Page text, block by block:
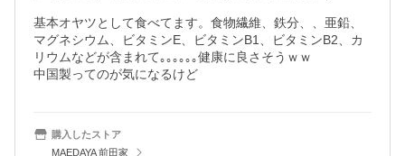
基本オヤツとして食べてます。食物繊維、鉄分、、亜鉛、
マグネシウム、ビタミンE、ビタミンB1、ビタミンB2、カ
リウムなどが含まれて｡｡｡｡｡｡健康に良さそうｗｗ
中国製ってのが気になるけど
購入したストア
MAEDAYA 前田家